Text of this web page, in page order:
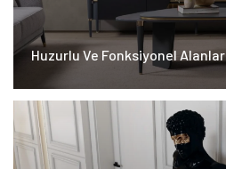
Huzurlu Ve Fonksiyonel Alanlar